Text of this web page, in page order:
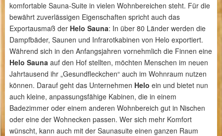
komfortable Sauna-Suite in vielen Wohnbereichen steht. Für die
bewährt zuverlässigen Eigenschaften spricht auch das
Exportausmaß der Helo Sauna: In über 80 Länder werden die
Dampfbäder, Saunen und Infrarotkabinen von Helo exportiert.
Während sich in den Anfangsjahren vornehmlich die Finnen eine
Helo Saunaauf den Hof stellten, möchten Menschen im neuen
Jahrtausend ihr „Gesundfleckchen“ auch im Wohnraum nutzen
können. Darauf geht das Unternehmen Helo ein und bietet nun
auch kleine, anpassungsfähige Kabinen, die in einem
Badezimmer oder einem anderen Wohnbereich gut in Nischen
oder eine der Wohnecken passen. Wer sich mehr Komfort
wünscht, kann auch mit der Saunasuite einen ganzen Raum